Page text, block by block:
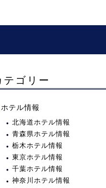
テゴリー
ホテル情報
北海道ホテル情報
青森県ホテル情報
栃木ホテル情報
東京ホテル情報
千葉ホテル情報
神奈川ホテル情報